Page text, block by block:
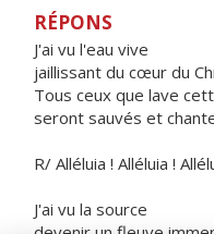
RÉPONS
J'ai vu l'eau vive
jaillissant du cœur du
Tous ceux que lave
seront sauvés et
R/ Alléluia ! Alléluia !
J'ai vu la source